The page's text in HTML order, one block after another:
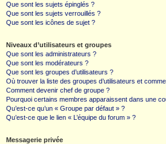
Que sont les sujets épinglés ?
Que sont les sujets verrouillés ?
Que sont les icônes de sujet ?
Niveaux d’utilisateurs et groupes
Que sont les administrateurs ?
Que sont les modérateurs ?
Que sont les groupes d’utilisateurs ?
Où trouver la liste des groupes d’utilisateurs et
Comment devenir chef de groupe ?
Pourquoi certains membres apparaissent dans une
Qu’est-ce qu’un « Groupe par défaut » ?
Qu’est-ce que le lien « L’équipe du forum » ?
Messagerie privée